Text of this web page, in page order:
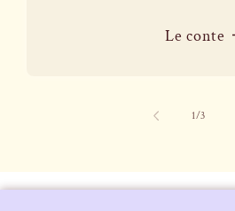
Le conte
1/de
3